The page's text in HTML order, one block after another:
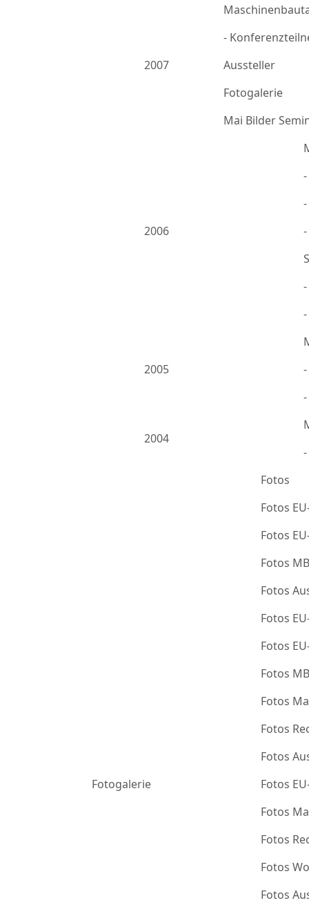
2007
-
Aussteller
Fotogalerie
Mai Bilder
2006
2005
2004
Fotogalerie
Fotos
Fotos
Fotos
Fotos
Fotos
Fotos
Fotos
Fotos
Fotos
Fotos
Fotos
Fotos
Fotos
Fotos
Fotos
Fotos